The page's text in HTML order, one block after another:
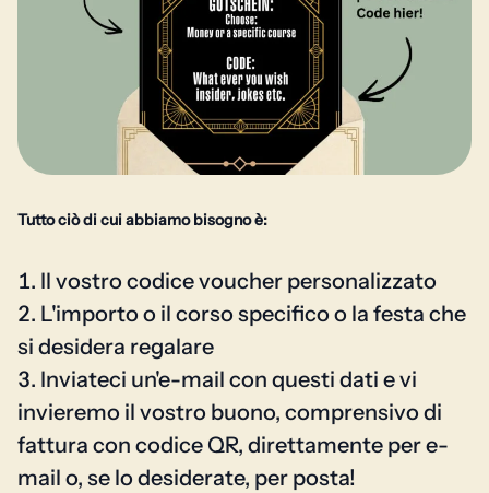
Tutto ciò di cui abbiamo bisogno è:
Il vostro codice voucher personalizzato
L'importo o il corso specifico o la festa che
si desidera regalare
Inviateci un'e-mail con questi dati e vi
invieremo il vostro buono, comprensivo di
fattura con codice QR, direttamente per e-
mail o, se lo desiderate, per posta!